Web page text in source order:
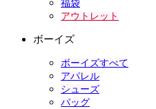
福袋
アウトレット
ボーイズ
ボーイズすべて
アパレル
シューズ
バッグ